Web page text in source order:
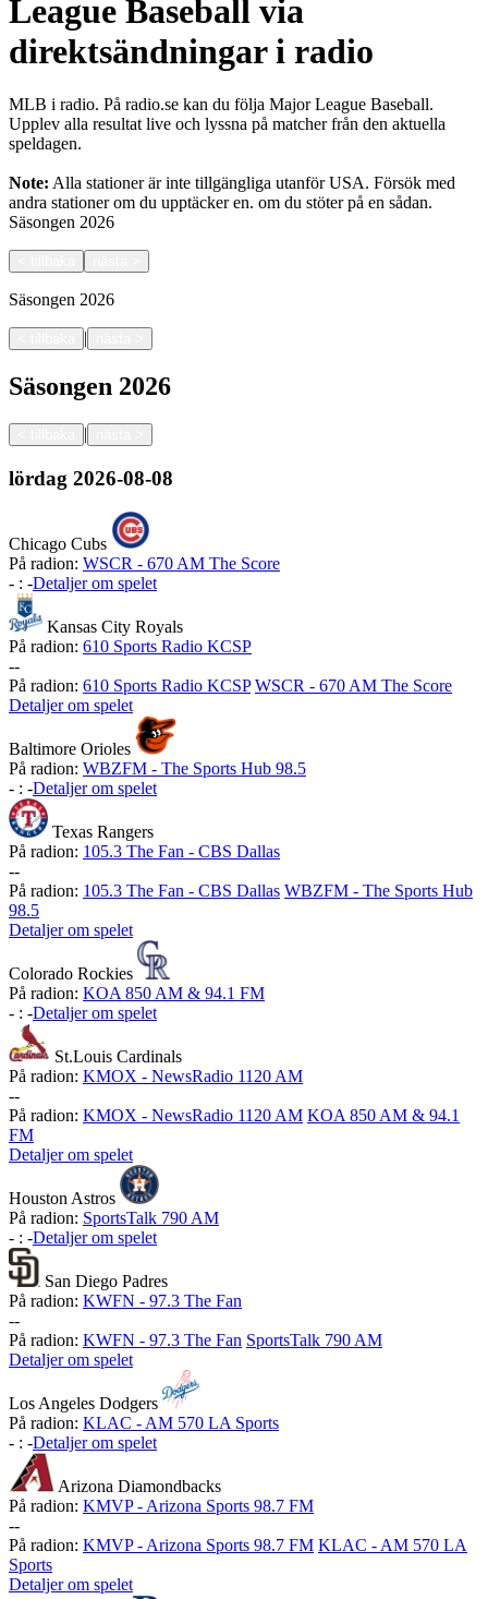
League Baseball via
direktsändningar i radio
MLB i radio. På radio.se kan du följa Major League Baseball.
Upplev alla resultat live och lyssna på matcher från den aktuella
speldagen.
Note: Alla stationer är inte tillgängliga utanför USA. Försök med
andra stationer om du upptäcker en. om du stöter på en sådan.
Säsongen 2026
Säsongen 2026
|
Säsongen 2026
|
lördag 2026-08-08
Chicago Cubs
På radion: WSCR - 670 AM The Score
- : -Detaljer om spelet
Kansas City Royals
På radion: 610 Sports Radio KCSP
--
På radion: 610 Sports Radio KCSP WSCR - 670 AM The Score
Detaljer om spelet
Baltimore Orioles
På radion: WBZFM - The Sports Hub 98.5
- : -Detaljer om spelet
Texas Rangers
På radion: 105.3 The Fan - CBS Dallas
--
På radion: 105.3 The Fan - CBS Dallas WBZFM - The Sports Hub
98.5
Detaljer om spelet
Colorado Rockies
På radion: KOA 850 AM & 94.1 FM
- : -Detaljer om spelet
St.Louis Cardinals
På radion: KMOX - NewsRadio 1120 AM
--
På radion: KMOX - NewsRadio 1120 AM KOA 850 AM & 94.1
FM
Detaljer om spelet
Houston Astros
På radion: SportsTalk 790 AM
- : -Detaljer om spelet
San Diego Padres
På radion: KWFN - 97.3 The Fan
--
På radion: KWFN - 97.3 The Fan SportsTalk 790 AM
Detaljer om spelet
Los Angeles Dodgers
På radion: KLAC - AM 570 LA Sports
- : -Detaljer om spelet
Arizona Diamondbacks
På radion: KMVP - Arizona Sports 98.7 FM
--
På radion: KMVP - Arizona Sports 98.7 FM KLAC - AM 570 LA
Sports
Detaljer om spelet